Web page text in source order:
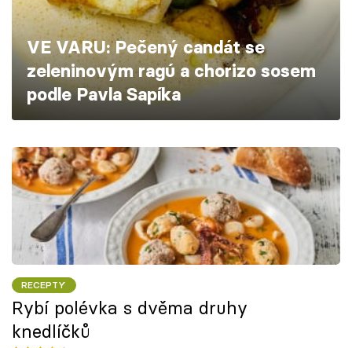
Recepty z TV
Speciál: Cuketa
Těhotnej kuchař
Přihlášení
Sledujte nás
VE VARU: Pečený candát se
zeleninovým ragú a chorizo sosem
podle Pavla Sapíka
RECEPTY
Rybí polévka s dvěma druhy
knedlíčků